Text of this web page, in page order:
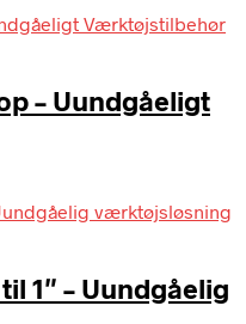
– Uundgåeligt
1″ – Uundgåelig